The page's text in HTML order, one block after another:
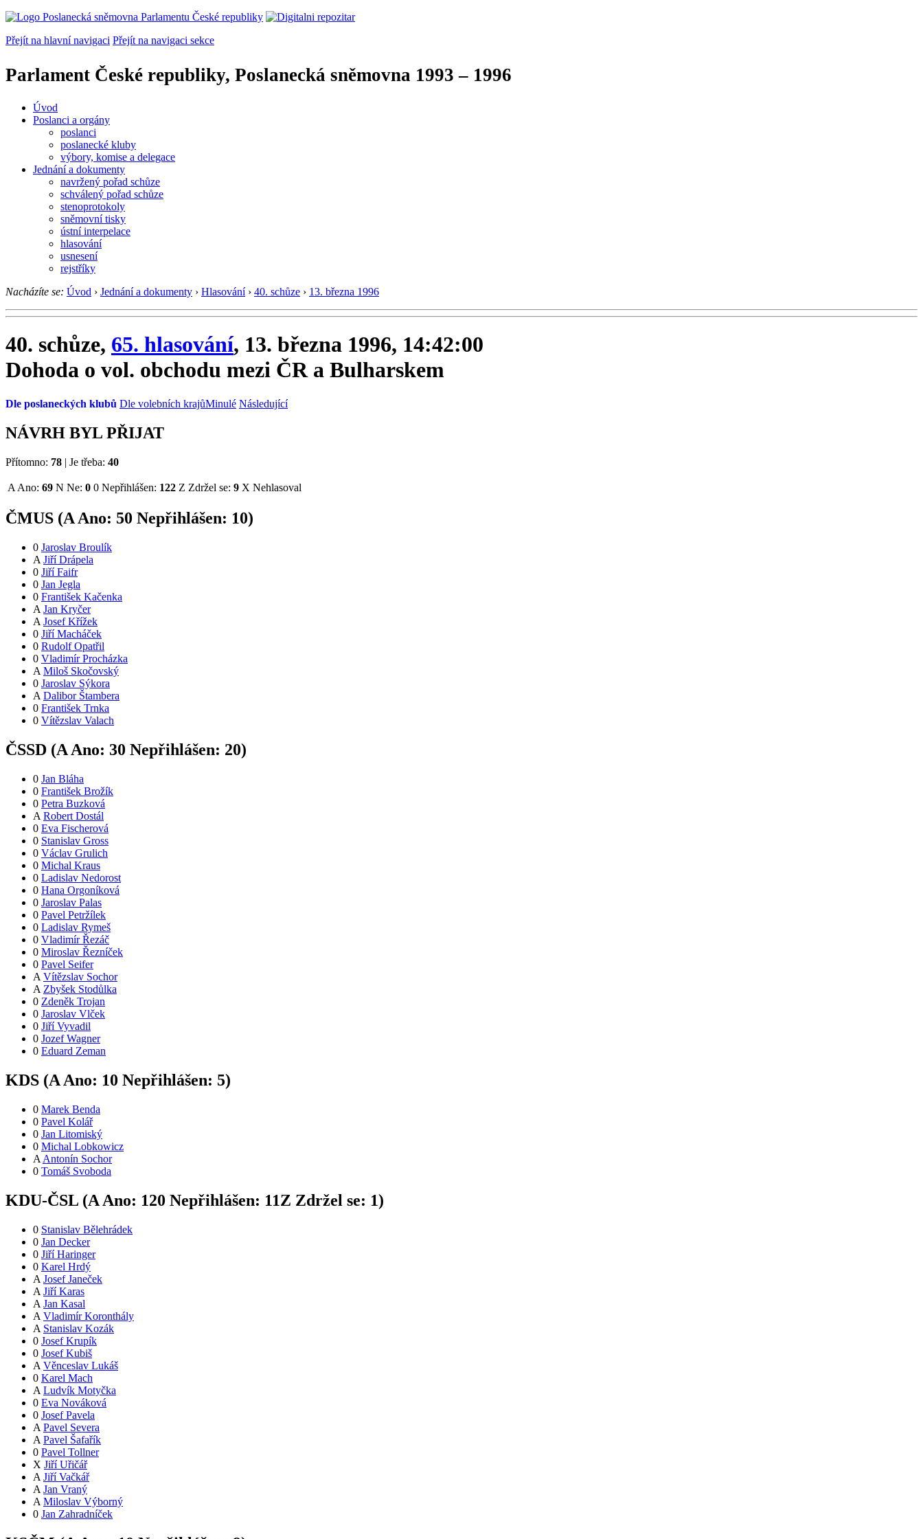
Přejít na hlavní navigaci Přejít na navigaci sekce
Parlament České republiky, Poslanecká sněmovna 1993 – 1996
Úvod
Poslanci a orgány
poslanci
poslanecké kluby
výbory, komise a delegace
Jednání a dokumenty
navržený pořad schůze
schválený pořad schůze
stenoprotokoly
sněmovní tisky
ústní interpelace
hlasování
usnesení
rejstříky
Nacházíte se: Úvod › Jednání a dokumenty › Hlasování › 40. schůze › 13. března 1996
40. schůze, 65. hlasování, 13. března 1996, 14:42:00
Dohoda o vol. obchodu mezi ČR a Bulharskem
Dle poslaneckých klubů Dle volebních krajůMinulé Následující
NÁVRH BYL PŘIJAT
Přítomno: 78 | Je třeba: 40
A Ano: 69 N Ne: 0 0 Nepřihlášen: 122 Z Zdržel se: 9 X Nehlasoval
ČMUS (AAno: 50 Nepřihlášen: 10)
0 Jaroslav Broulík
A Jiří Drápela
0 Jiří Faifr
0 Jan Jegla
0 František Kačenka
A Jan Kryčer
A Josef Křížek
0 Jiří Macháček
0 Rudolf Opatřil
0 Vladimír Procházka
A Miloš Skočovský
0 Jaroslav Sýkora
A Dalibor Štambera
0 František Trnka
0 Vítězslav Valach
ČSSD (AAno: 30 Nepřihlášen: 20)
0 Jan Bláha
0 František Brožík
0 Petra Buzková
A Robert Dostál
0 Eva Fischerová
0 Stanislav Gross
0 Václav Grulich
0 Michal Kraus
0 Ladislav Nedorost
0 Hana Orgoníková
0 Jaroslav Palas
0 Pavel Petržílek
0 Ladislav Rymeš
0 Vladimír Řezáč
0 Miroslav Řezníček
0 Pavel Seifer
A Vítězslav Sochor
A Zbyšek Stodůlka
0 Zdeněk Trojan
0 Jaroslav Vlček
0 Jiří Vyvadil
0 Jozef Wagner
0 Eduard Zeman
KDS (A Ano: 10 Nepřihlášen: 5)
0 Marek Benda
0 Pavel Kolář
0 Jan Litomiský
0 Michal Lobkowicz
A Antonín Sochor
0 Tomáš Svoboda
KDU-ČSL (A Ano: 120 Nepřihlášen: 11Z Zdržel se: 1)
0 Stanislav Bělehrádek
0 Jan Decker
0 Jiří Haringer
0 Karel Hrdý
A Josef Janeček
A Jiří Karas
A Jan Kasal
A Vladimír Koronthály
A Stanislav Kozák
0 Josef Krupík
0 Josef Kubiš
A Věnceslav Lukáš
0 Karel Mach
A Ludvík Motyčka
0 Eva Nováková
0 Josef Pavela
A Pavel Severa
A Pavel Šafařík
0 Pavel Tollner
X Jiří Uřičář
A Jiří Vačkář
A Jan Vraný
A Miloslav Výborný
0 Jan Zahradníček